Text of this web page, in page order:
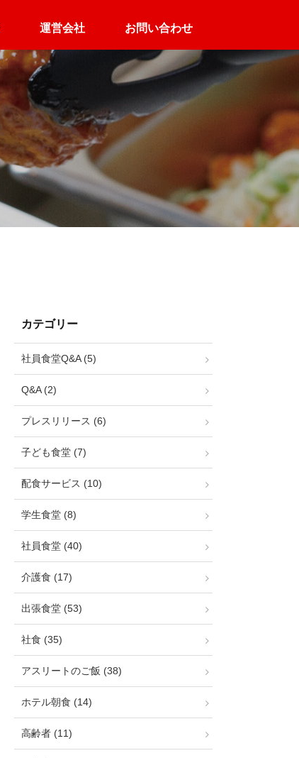
高齢者施設向け
定食デリバリー パック配食サービス
運営会社 お問い合わせ
カテゴリー
社員食堂Q&A (5)
Q&A (2)
プレスリリース (6)
子ども食堂 (7)
配食サービス (10)
学生食堂 (8)
社員食堂 (40)
介護食 (17)
出張食堂 (53)
社食 (35)
アスリートのご飯 (38)
ホテル朝食 (14)
高齢者 (11)